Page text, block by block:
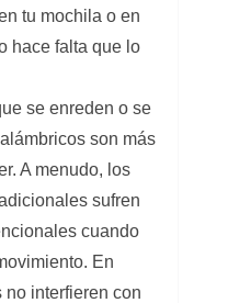
tu mochila o en
hace falta que lo
se enreden o se
son más
A menudo, los
sufren
cuando
En
interfieren con